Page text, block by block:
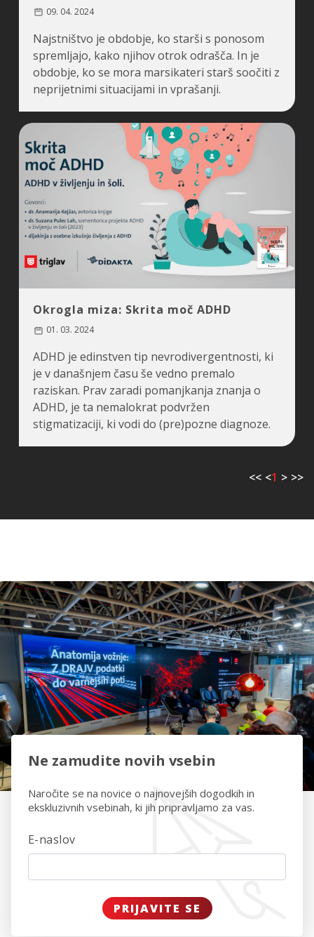
09. 04. 2024
Najstništvo je obdobje, ko starši s ponosom
spremljajo, kako njihov otrok odrašča. In je
obdobje, ko se mora marsikateri starš soočiti z
neprijetnimi situacijami in vprašanji.
Okrogla miza: Skrita moč ADHD
01. 03. 2024
ADHD je edinstven tip nevrodivergentnosti, ki
je v današnjem času še vedno premalo
raziskan. Prav zaradi pomanjkanja znanja o
ADHD, je ta nemalokrat podvržen
stigmatizaciji, ki vodi do (pre)pozne diagnoze.
<< <1 > >>
Ne zamudite novih vsebin
Naročite se na novice o najnovejših dogodkih in
ekskluzivnih vsebinah, ki jih pripravljamo za vas.
E-naslov
PRIJAVITE SE